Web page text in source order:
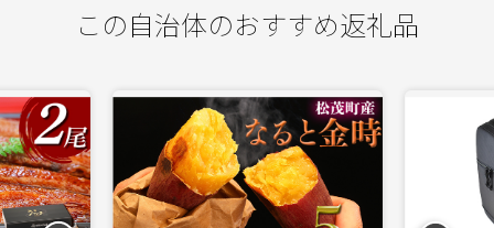
この自治体のおすすめ返礼品